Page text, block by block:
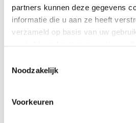
partners kunnen deze gegevens
informatie die u aan ze heeft
verzameld op basis van uw
Noodzakelijk
Voorkeuren
Land